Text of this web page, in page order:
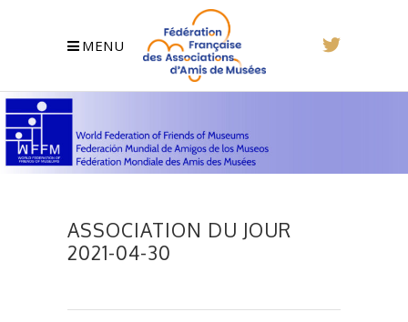
MENU
ASSOCIATION DU JOUR
2021-04-30